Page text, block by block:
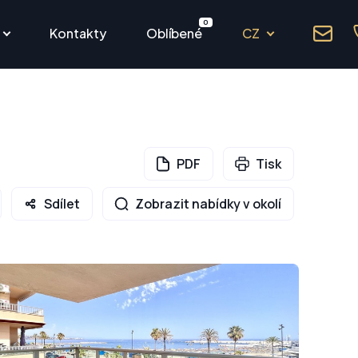
Kontakty Oblíbené
0
CZ
PDF Tisk
Sdílet Zobrazit nabídky v okolí